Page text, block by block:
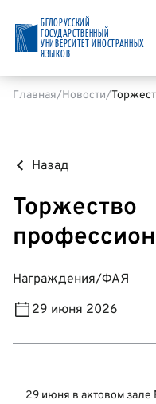
БЕЛОРУССКИЙ
ГОСУДАРСТВЕННЫЙ
УНИВЕРСИТЕТ ИНОСТРАННЫХ
ЯЗЫКОВ
Главная Новости
Назад
Торжество
Награждения/ФАЯ
29 июня 2026
29 июня в актовом зале